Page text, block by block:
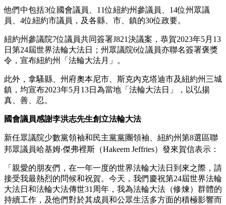
他們中包括3位國會議員、11位紐約州參議員、14位州眾議
員、4位紐約市議員，及各縣、市、鎮的30位政要。
紐約州參議院7位議員共同簽署J821決議案，恭賀2023年5月13
日第24屆世界法輪大法日；州眾議院6位議員亦聯名簽署褒獎
令，宣布紐約州「法輪大法月」。
此外，拿騷縣、州府奧本尼市、斯克內克塔迪市及紐約州三城
鎮，均宣布2023年5月13日為當地「法輪大法日」，以弘揚
真、善、忍。
國會議員感謝李洪志先生創立法輪大法
新任眾議院少數黨領袖和民主黨黨團領袖、紐約州第8選區聯
邦眾議員哈基姆‧傑弗裡斯（Hakeem Jeffries）發來賀信表示：
「親愛的朋友們，在一年一度的世界法輪大法日到來之際，請
接受我最熱烈的問候和祝賀。今天，我們慶祝第24屆世界法輪
大法日和法輪大法傳世31周年，我為法輪大法（修煉）群體的
持續工作，及他們對於其成員和公眾生活多方面的積極影響而